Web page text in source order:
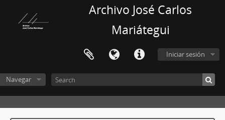
Archivo José Carlos
Mariátegui
Iniciar sesión
Navegar